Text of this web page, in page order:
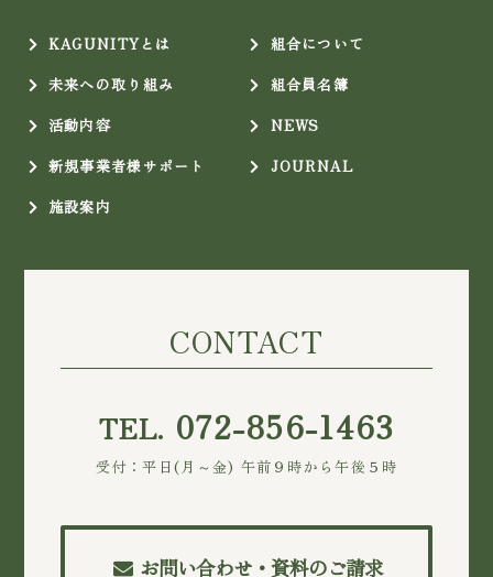
KAGUNITYとは
未来への取り組み
活動内容
新規事業者様サポート
施設案内
組合について
組合員名簿
NEWS
JOURNAL
CONTACT
TEL. 072-856-1463
受付：平日(月～金) 午前９時から午後５時
お問い合わせ・資料のご請求